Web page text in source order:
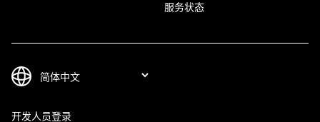
服务状态
开发人员登录